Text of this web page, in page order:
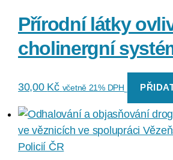
Přírodní látky
cholinergní
30,00 Kč včetně 21% DPH